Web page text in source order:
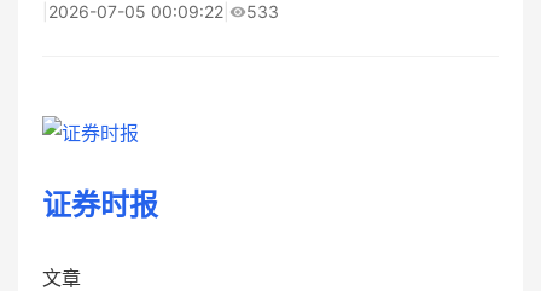
2026-07-05 00:09:22 533
证券时报
文章